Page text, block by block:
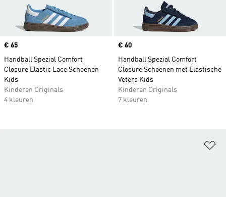
Price
€ 65
Handball Spezial Comfort
Closure Elastic Lace Schoenen
Kids
Kinderen Originals
4 kleuren
Price
€ 60
Handball Spezial Comfort
Closure Schoenen met Elastische
Veters Kids
Kinderen Originals
7 kleuren